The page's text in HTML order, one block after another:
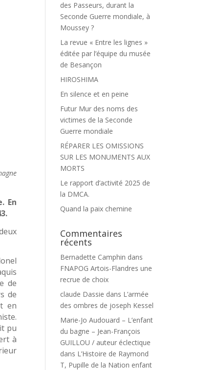
En
de
de
en
pu
à
des Passeurs, durant la
Seconde Guerre mondiale, à
Moussey ?
La revue « Entre les lignes »
éditée par l’équipe du musée
de Besançon
HIROSHIMA
En silence et en peine
Futur Mur des noms des
victimes de la Seconde
Guerre mondiale
RÉPARER LES OMISSIONS
SUR LES MONUMENTS AUX
MORTS
Le rapport d’activité 2025 de
la DMCA.
Quand la paix chemine
Commentaires
récents
Bernadette Camphin dans
FNAPOG Artois-Flandres une
recrue de choix
claude Dassie dans L’armée
des ombres de joseph Kessel
Marie-Jo Audouard – L’enfant
du bagne – Jean-François
GUILLOU / auteur éclectique
dans L’Histoire de Raymond
T, Pupille de la Nation enfant